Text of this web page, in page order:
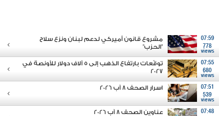
07:59
778
views
مشروع قانون أميركي لدعم لبنان ونزع سلاح
"الحزب"
07:55
680
views
توقّعات بارتفاع الذهب إلى 5 آلاف دولار للأونصة في
2027
07:51
539
views
اسرار الصحف 8 آب 2026
07:48
عناوين الصحف 8 آب 2026